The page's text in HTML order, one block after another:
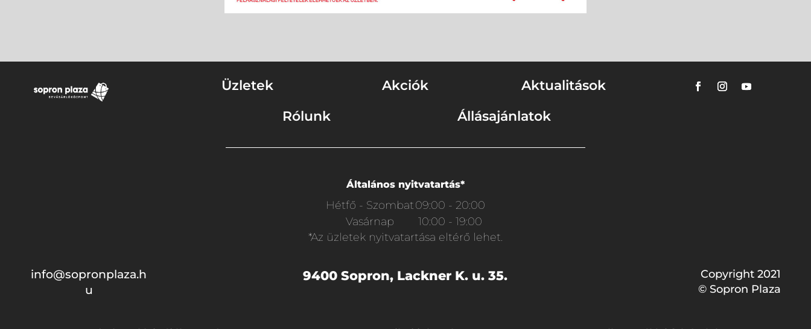
Üzletek Akciók
Aktualitások
Rólunk
Állásajánlatok
Általános nyitvatartás*
Hétfő - Szombat09:00 - 20:00
Vasárnap
10:00 - 19:00
*Az üzletek nyitvatartása eltérő lehet.
info@sopronplaza.h
u
9400 Sopron, Lackner K. u. 35.
Copyright 2021
© Sopron Plaza